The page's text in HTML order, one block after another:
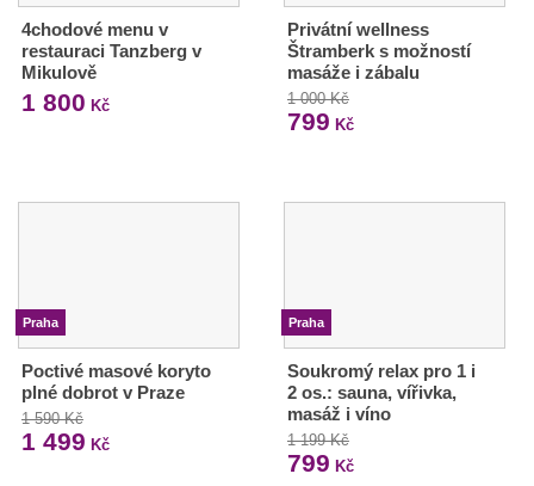
4chodové menu v
restauraci Tanzberg v
Mikulově
1 800 Kč
Privátní wellness
Štramberk s možností
masáže i zábalu
1 000 Kč
799 Kč
Praha
Poctivé masové koryto
plné dobrot v Praze
1 590 Kč
1 499 Kč
Praha
Soukromý relax pro 1 i
2 os.: sauna, vířivka,
masáž i víno
1 199 Kč
799 Kč